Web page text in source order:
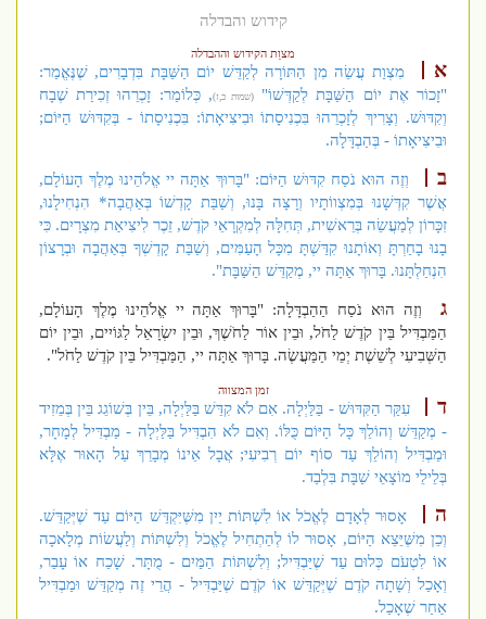
קידוש והבדלה
מצוַת הקידוש וההבדלה
מִצְוַת עֲשֵׂה מִן הַתּוֹרָה לְקַדֵּשׁ יוֹם הַשַּׁבָּת בִּדְבָרִים, שֶׁנֶּאֱמַר:
"זָכוֹר אֶת יוֹם הַשַּׁבָּת לְקַדְּשׁוֹ"(שמות כ,ז) , כְּלוֹמַר: זָכְרֵהוּ זְכִירַת שֶׁבָח
וְקִדּוּשׁ. וְצָרִיךְ לְזָכְרֵהוּ בִּכְנִיסָתוֹ וּבִיצִיאָתוֹ: בִּכְנִיסָתוֹ - בְּקִדּוּשׁ הַיּוֹם;
וּבִיצִיאָתוֹ - בְּהַבְדָּלָה.
וְזֶה הוּא נֹסַח קִדּוּשׁ הַיּוֹם: "בָּרוּךְ אַתָּה יי אֱלֹהֵינוּ מֶלֶךְ הָעוֹלָם,
אֲשֶׁר קִדְּשָׁנוּ בְּמִצְווֹתָיו וְרָצָה בָּנוּ, וְשַׁבַּת קָדְשׁוֹ בְּאַהֲבָה* הִנְחִילָנוּ,
זִכָּרוֹן לְמַעֲשֵׂה בְּרֵאשִׁית, תְּחִלָּה לְמִקְרָאֵי קֹדֶשׁ, זֵכֶר לִיצִיאַת מִצְרָיִם. כִּי
בָנוּ בָחַרְתָּ וְאוֹתָנוּ קִדַּשְׁתָּ מִכָּל הָעַמִּים, וְשַׁבַּת קָדְשְׁךָ בְּאַהֲבָה וּבְרָצוֹן
הִנְחַלְתָּנוּ. בָּרוּךְ אַתָּה יי, מְקַדֵּשׁ הַשַּׁבָּת".
וְזֶה הוּא נֹסַח הַהַבְדָּלָה: "בָּרוּךְ אַתָּה יי אֱלֹהֵינוּ מֶלֶךְ הָעוֹלָם,
הַמַּבְדִּיל בֵּין קֹדֶשׁ לַחֹל, וּבֵין אוֹר לַחֹשֶׁךְ, וּבֵין יִשְׂרָאֵל לַגּוֹיִים, וּבֵין יוֹם
הַשְּׁבִיעִי לְשֵׁשֶׁת יְמֵי הַמַּעֲשֶׂה. בָּרוּךְ אַתָּה יי, הַמַּבְדִּיל בֵּין קֹדֶשׁ לַחֹל".
זמן המצווה
עִקַּר הַקִּדּוּשׁ - בַּלַּיְלָה. אִם לֹא קִדֵּשׁ בַּלַּיְלָה, בֵּין בְּשׁוֹגֵג בֵּין בְּמֵזִיד
- מְקַדֵּשׁ וְהוֹלֵךְ כָּל הַיּוֹם כֻּלּוֹ. וְאִם לֹא הִבְדִּיל בַּלַּיְלָה - מַבְדִּיל לְמָחָר,
וּמַבְדִּיל וְהוֹלֵךְ עַד סוֹף יוֹם רְבִיעִי; אֲבָל אֵינוֹ מְבָרֵךְ עַל הָאוּר אֶלָּא
בְּלֵילֵי מוֹצָאֵי שַׁבָּת בִּלְבַד.
אָסוּר לְאָדָם לֶאֱכֹל אוֹ לִשְׁתּוֹת יַיִן מִשֶּׁיִּקְדַּשׁ הַיּוֹם עַד שֶׁיְּקַדֵּשׁ.
וְכֵן מִשֶּׁיֵּצֵא הַיּוֹם, אָסוּר לוֹ לְהַתְחִיל לֶאֱכֹל וְלִשְׁתּוֹת וְלַעֲשׂוֹת מְלָאכָה
אוֹ לִטְעֹם כְּלוּם עַד שֶׁיַּבְדִּיל; וְלִשְׁתּוֹת הַמַּיִם - מֻתָּר. שָׁכַח אוֹ עָבַר,
וְאָכַל וְשָׁתָה קֹדֶם שֶׁיְּקַדֵּשׁ אוֹ קֹדֶם שֶׁיַּבְדִּיל - הֲרֵי זֶה מְקַדֵּשׁ וּמַבְדִּיל
אַחַר שֶׁאָכַל.